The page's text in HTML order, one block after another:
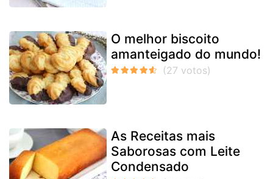
O melhor biscoito
amanteigado do mundo!
As Receitas mais
Saborosas com Leite
Condensado